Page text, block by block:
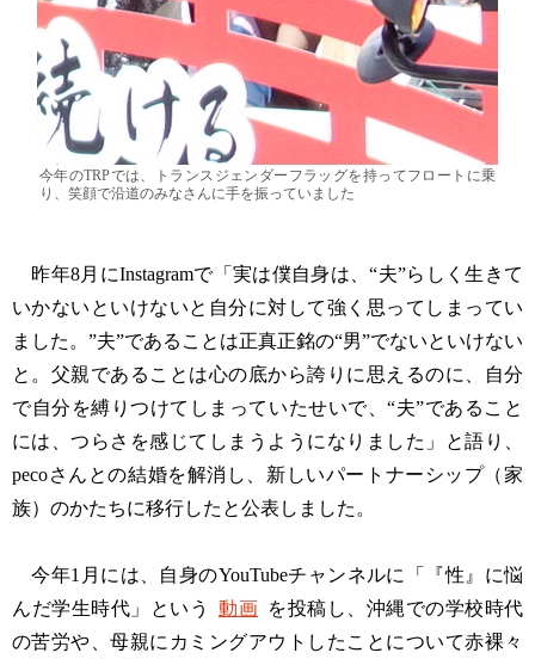
今年のTRPでは、トランスジェンダーフラッグを持ってフロートに乗
り、笑顔で沿道のみなさんに手を振っていました
昨年8月にInstagramで「実は僕自身は、“夫”らしく生きて
いかないといけないと自分に対して強く思ってしまってい
ました。”夫”であることは正真正銘の“男”でないといけない
と。父親であることは心の底から誇りに思えるのに、自分
で自分を縛りつけてしまっていたせいで、“夫”であること
には、つらさを感じてしまうようになりました」と語り、
pecoさんとの結婚を解消し、新しいパートナーシップ（家
族）のかたちに移行したと公表しました。
今年1月には、自身のYouTubeチャンネルに「『性』に悩
んだ学生時代」という
動画 を投稿し、沖縄での学校時代
の苦労や、母親にカミングアウトしたことについて赤裸々